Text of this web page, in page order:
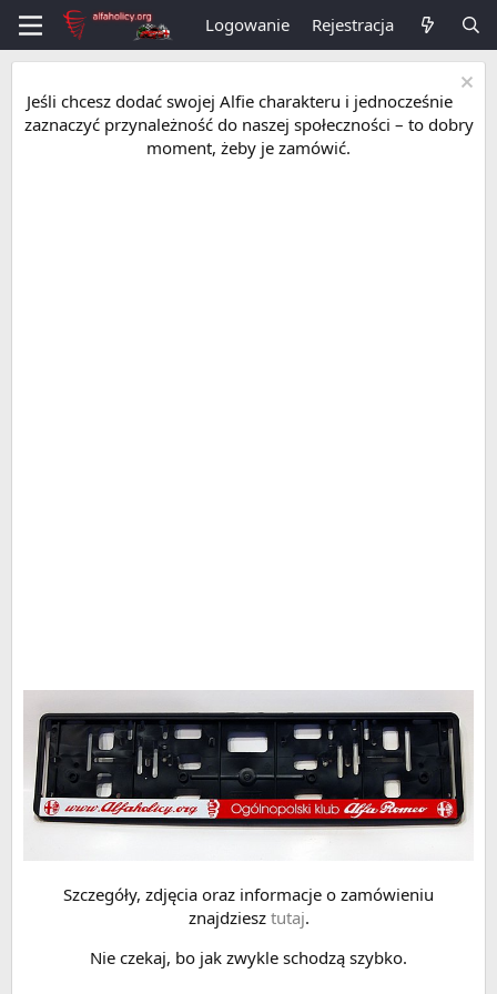
Logowanie Rejestracja
Jeśli chcesz dodać swojej Alfie charakteru i jednocześnie
zaznaczyć przynależność do naszej społeczności – to dobry
moment, żeby je zamówić.
Szczegóły, zdjęcia oraz informacje o zamówieniu
znajdziesz tutaj.
Nie czekaj, bo jak zwykle schodzą szybko.